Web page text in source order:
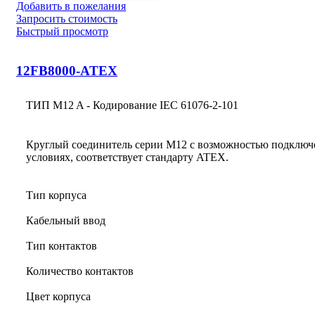
Добавить в пожелания
Запросить стоимость
Быстрый просмотр
12FB8000-ATEX
ТИП M12 A - Кодирование IEC 61076-2-101
Круглый соединитель серии M12 с возможностью
условиях, соответствует стандарту ATEX.
Тип корпуса
Кабельный ввод
Тип контактов
Количество контактов
Цвет корпуса